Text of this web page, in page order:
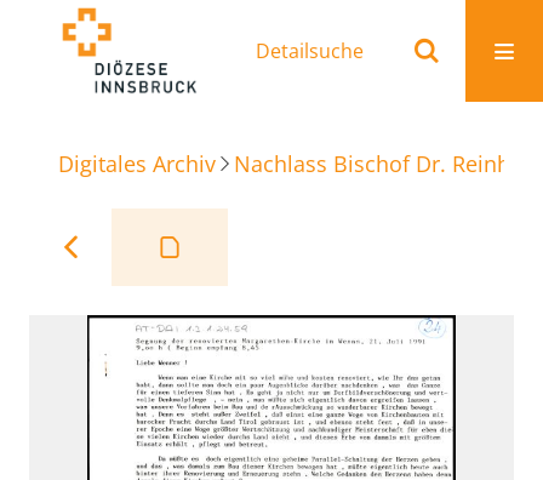
Detailsuche
Digitales Archiv Nachlass Bischof Dr.